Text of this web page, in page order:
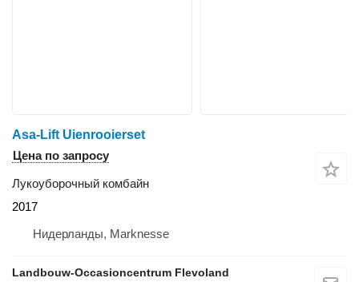
Asa-Lift Uienrooierset
Цена по запросу
Лукоуборочный комбайн
2017
Нидерланды, Marknesse
Landbouw-Occasioncentrum Flevoland